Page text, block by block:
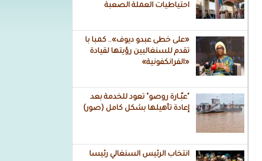
احتياطيات العملة الصعبة
«على خطى عبدو ديوف».. كمبا با
تقدم للسنغاليين رؤيتها لقيادة
«الفرانكفونية»
"عبّـارة روصو" تعود للخدمة بعد
إعادة تأهيلها بشكل كامل (صور)
انتخاب الرئيس السنغالي رئيسا